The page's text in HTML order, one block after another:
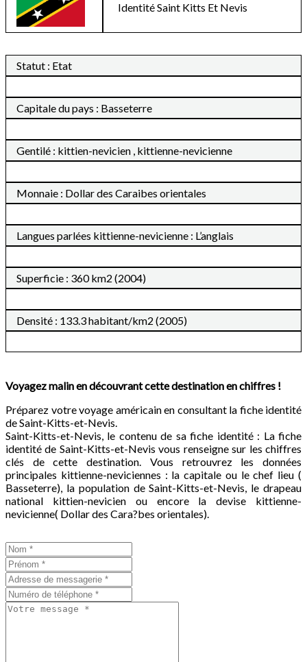
IdentitéSaint Kitts Et Nevis
Statut : Etat
Capitale du pays : Basseterre
Gentilé : kittien-nevicien , kittienne-nevicienne
Monnaie : Dollar des Caraibes orientales
Langues parlées kittienne-nevicienne : L’anglais
Superficie : 360 km2 (2004)
Densité : 133.3 habitant/km2 (2005)
Voyagez malin en découvrant cette destination en chiffres !
Préparez votre voyage américain en consultant la fiche identité
de Saint-Kitts-et-Nevis.
Saint-Kitts-et-Nevis, le contenu de sa fiche identité : La fiche
identité de Saint-Kitts-et-Nevis vous renseigne sur les chiffres
clés de cette destination. Vous retrouvrez les données
principales kittienne-neviciennes : la capitale ou le chef lieu (
Basseterre), la population de Saint-Kitts-et-Nevis, le drapeau
national kittien-nevicien ou encore la devise kittienne-
nevicienne( Dollar des Cara?bes orientales).